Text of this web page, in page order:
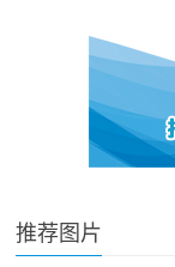
推荐图片